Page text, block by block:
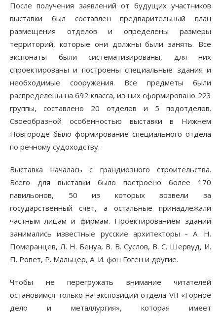
После получения заявлений от будущих участников
выставки был составлен предварительный план
размещения отделов и определены размеры
территорий, которые они должны были занять. Все
экспонаты были систематизированы, для них
спроектированы и построены специальные здания и
необходимые сооружения. Все предметы были
распределены на 692 класса, из них сформировано 223
группы, составлено 20 отделов и 5 подотделов.
Своеобразной особенностью выставки в Нижнем
Новгороде было формирование специального отдела
по речному судоходству.
Выставка началась с грандиозного строительства.
Всего для выставки было построено более 170
павильонов, 50 из которых возвели за
государственный счёт, а остальные принадлежали
частным лицам и фирмам. Проектированием зданий
занимались известные русские архитекторы ‑ А. Н.
Померанцев, Л. Н. Бенуа, В. В. Суслов, В. С. Шервуд, И.
П. Ропет, Р. Мальцер, А. И. фон Гоген и другие.
Чтобы не перегружать внимание читателей
остановимся только на экспозиции отдела VII «Горное
дело и металлургия», которая имеет